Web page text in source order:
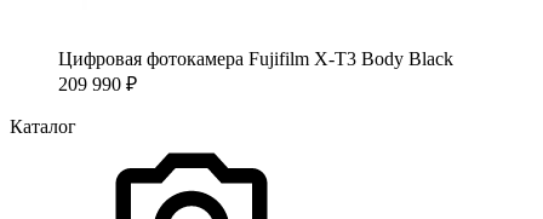
Цифровая фотокамера Fujifilm X-T3 Body Black
209 990 ₽
Каталог